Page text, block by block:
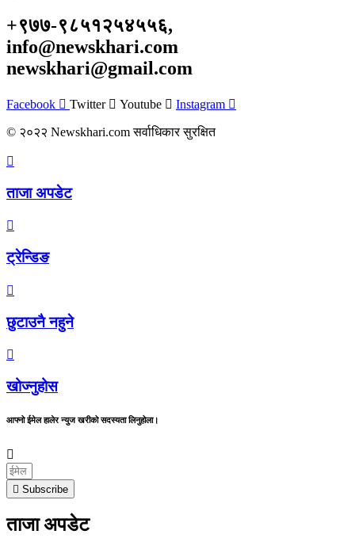
+९७७-९८५१२५४५५६,
info@newskhari.com
newskhari@gmail.com
Facebook Twitter Youtube Instagram
© २०२२ Newskhari.com सर्वाधिकार सुरक्षित
ताजा अपडेट
ट्रेन्डिङ
छुटाउनै नहुने
खोज्नुहोस
आफ्नो ईमेल हालेर न्युज खरीको सदस्यता लिनुहोला।
Subscribe
ताजा अपडेट